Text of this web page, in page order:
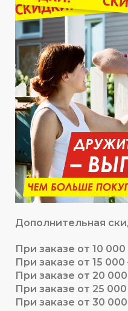
Дополнительная
При заказе от 10
При заказе от 15
При заказе от 20
При заказе от 25
При заказе от 30